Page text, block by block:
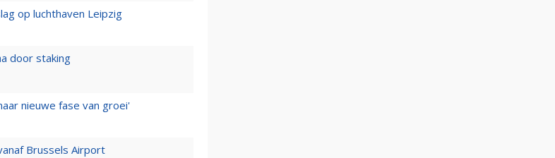
op luchthaven Leipzig
door staking
nieuwe fase van groei'
Brussels Airport